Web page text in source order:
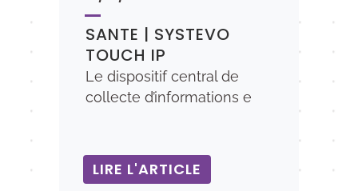
SANTE | SYSTEVO
TOUCH IP
Le dispositif central de
collecte d’informations e
LIRE L'ARTICLE